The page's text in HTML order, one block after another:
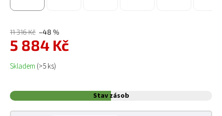
11 316 Kč –48 %
5 884 Kč
Měrná cena:
Skladem (>5 ks)
Stav zásob